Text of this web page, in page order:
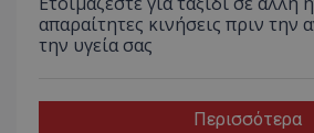
απαραίτητες κινήσεις πριν την
την υγεία σας
Περισσότερα